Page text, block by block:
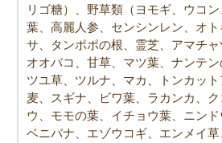
リゴ糖）、野草類（ヨモギ、ウコ
葉、高麗人参、センシンレン、オ
サ、タンポポの根、霊芝、アマチャ
オオバコ、甘草、マツ葉、ナンテン
ツユ草、ツルナ、マカ、トンカッ
麦、スギナ、ビワ葉、ラカンカ、
ウ、モモの葉、イチョウ葉、ニンド
ベニバナ、エゾウコギ、エンメイ